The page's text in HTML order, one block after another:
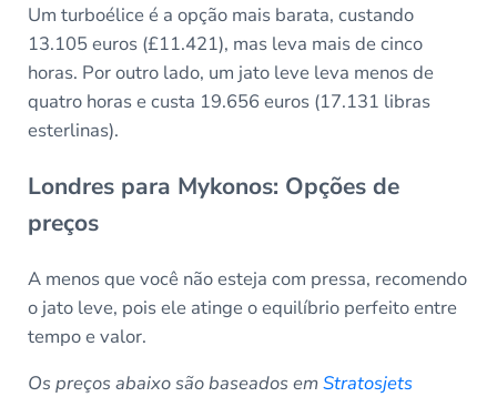
Um turboélice é a opção mais barata, custando
13.105 euros (£11.421), mas leva mais de cinco
horas. Por outro lado, um jato leve leva menos de
quatro horas e custa 19.656 euros (17.131 libras
esterlinas).
Londres para Mykonos: Opções de
preços
A menos que você não esteja com pressa, recomendo
o jato leve, pois ele atinge o equilíbrio perfeito entre
tempo e valor.
Os preços abaixo são baseados emStratosjets